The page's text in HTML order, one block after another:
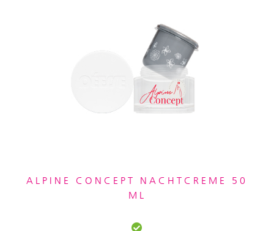
ALPINE CONCEPT NACHTCREME 50
ML